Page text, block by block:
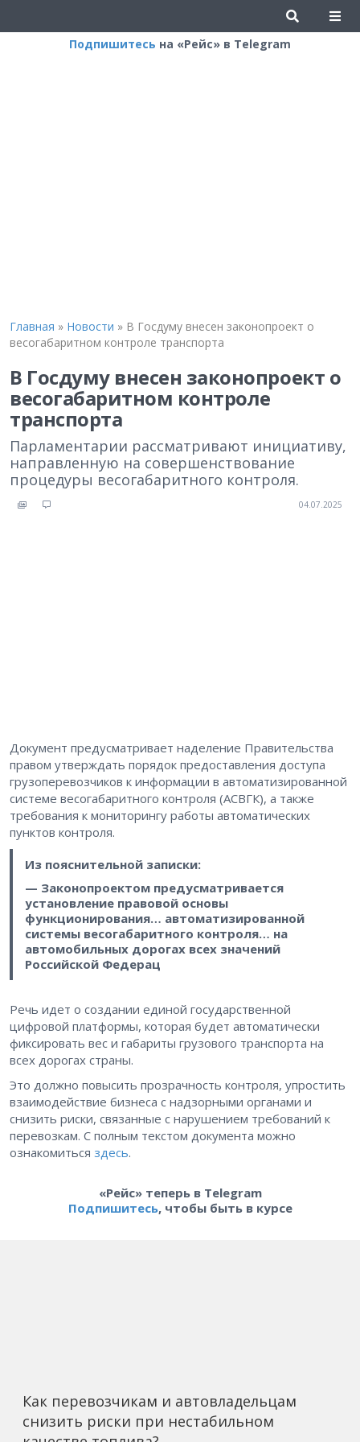
Подпишитесь на «Рейс» в Telegram
Главная » Новости » В Госдуму внесен законопроект о
весогабаритном контроле транспорта
В Госдуму внесен законопроект о
весогабаритном контроле
транспорта
Парламентарии рассматривают инициативу,
направленную на совершенствование
процедуры весогабаритного контроля.
04.07.2025
Документ предусматривает наделение Правительства
правом утверждать порядок предоставления доступа
грузоперевозчиков к информации в автоматизированной
системе весогабаритного контроля (АСВГК), а также
требования к мониторингу работы автоматических
пунктов контроля.
Из пояснительной записки:
— Законопроектом предусматривается
установление правовой основы
функционирования… автоматизированной
системы весогабаритного контроля… на
автомобильных дорогах всех значений
Российской Федерац
Речь идет о создании единой государственной
цифровой платформы, которая будет автоматически
фиксировать вес и габариты грузового транспорта на
всех дорогах страны.
Это должно повысить прозрачность контроля, упростить
взаимодействие бизнеса с надзорными органами и
снизить риски, связанные с нарушением требований к
перевозкам. С полным текстом документа можно
ознакомиться здесь.
«Рейс» теперь в Telegram
Подпишитесь, чтобы быть в курсе
Как перевозчикам и автовладельцам
снизить риски при нестабильном